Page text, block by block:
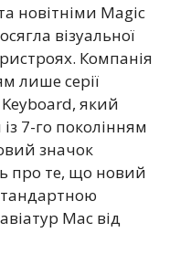
новітніми Magic
візуальної
Компанія
лише серії
який
7-го поколінням
значок
про те, що новий
Mac від